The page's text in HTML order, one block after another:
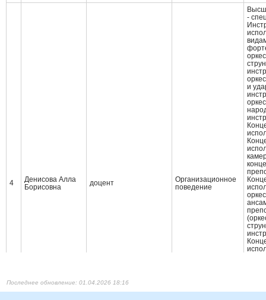
4
Денисова Алла
Борисовна
доцент
Организационное
поведение
-
и
01.04.2026 18:16